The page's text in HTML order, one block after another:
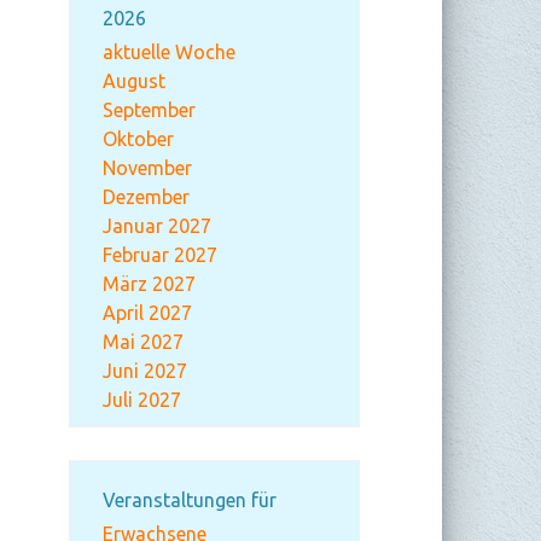
2026
aktuelle Woche
August
September
Oktober
November
Dezember
Januar 2027
Februar 2027
März 2027
April 2027
Mai 2027
Juni 2027
Juli 2027
Veranstaltungen für
Erwachsene